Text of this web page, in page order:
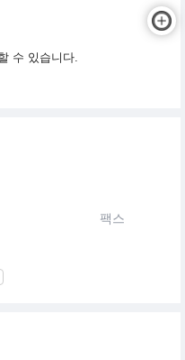
수 있습니다.
팩스